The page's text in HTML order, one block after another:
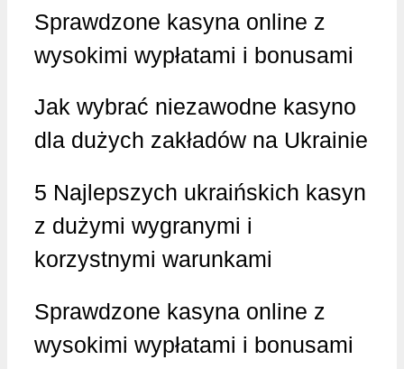
Sprawdzone kasyna online z
wysokimi wypłatami i bonusami
Jak wybrać niezawodne kasyno
dla dużych zakładów na Ukrainie
5 Najlepszych ukraińskich kasyn
z dużymi wygranymi i
korzystnymi warunkami
Sprawdzone kasyna online z
wysokimi wypłatami i bonusami